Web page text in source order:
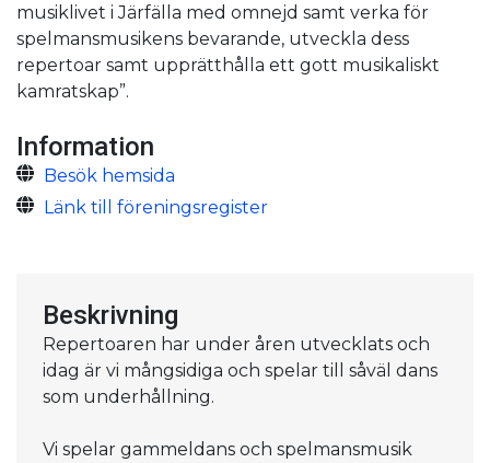
musiklivet i Järfälla med omnejd samt verka för
spelmansmusikens bevarande, utveckla dess
repertoar samt upprätthålla ett gott musikaliskt
kamratskap”.
Information
Besök hemsida
Länk till föreningsregister
Beskrivning
Repertoaren har under åren utvecklats och
idag är vi mångsidiga och spelar till såväl dans
som underhållning.
Vi spelar gammeldans och spelmansmusik